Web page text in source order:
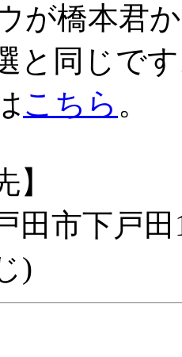
が橋本君
と同じで
こちら 。
】
田市下戸
)